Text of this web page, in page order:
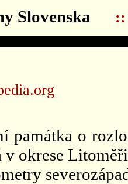
Slovenska ::
památka o
okrese